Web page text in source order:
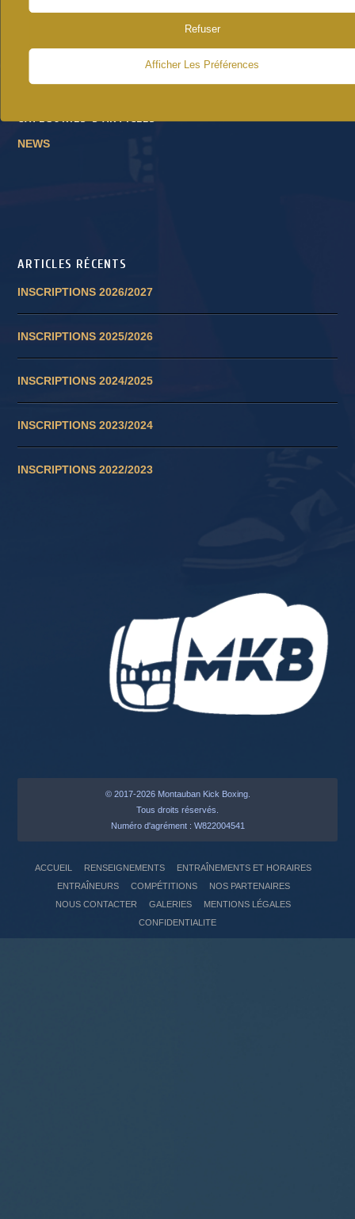
Refuser
Afficher Les Préférences
juin 2017
CATÉGORIES D’ARTICLES
NEWS
ARTICLES RÉCENTS
INSCRIPTIONS 2026/2027
INSCRIPTIONS 2025/2026
INSCRIPTIONS 2024/2025
INSCRIPTIONS 2023/2024
INSCRIPTIONS 2022/2023
© 2017-2026 Montauban Kick Boxing.
Tous droits réservés.
Numéro d'agrément : W822004541
ACCUEIL RENSEIGNEMENTS
ENTRAÎNEMENTS ET HORAIRES
ENTRAÎNEURS
COMPÉTITIONS
NOS PARTENAIRES
NOUS CONTACTER
GALERIES
MENTIONS LÉGALES
CONFIDENTIALITE